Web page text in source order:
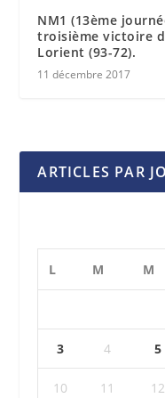
NM1 (13ème
troisième victoire
Lorient (93-72).
11 décembre 2017
ARTICLES PAR
L M M
3 4 5
10 11 12